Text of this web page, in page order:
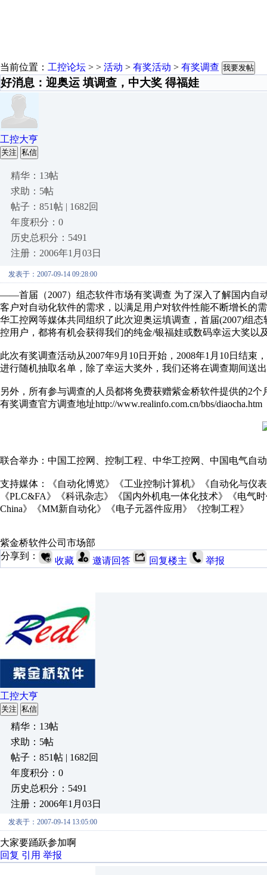
当前位置： 工控论坛 > > 活动 > 有奖活动 > 有奖调查 我要发帖
好消息：迎奥运 填调查，中大奖 得福娃
工控大亨
关注 私信
精华：13帖
求助：5帖
帖子：851帖 | 1682回
年度积分：0
历史总积分：5491
注册：2006年1月03日
发表于：2007-09-14 09:28:00
——首届（2007）组态软件市场有奖调查 为了深入了解国内自
客户对自动化软件的需求，以满足用户对软件性能不断增长的
华工控网等媒体共同组织了此次迎奥运填调查，首届(2007)组
控用户，都将有机会获得我们的纯金/银福娃或数码幸运大奖以
此次有奖调查活动从2007年9月10日开始，2008年1月10日结
进行随机抽取名单，除了幸运大奖外，我们还将在调查期间
另外，所有参与调查的人员都将免费获赠紫金桥软件提供的2个
有奖调查官方调查地址http://www.realinfo.com.cn/bbs/diaocha.htm
联合举办：中国工控网、控制工程、中华工控网、中国电气自
支持媒体：《自动化博览》《工业控制计算机》《自动化与仪
《PLC&FA》《科讯杂志》《国内外机电一体化技术》《电气
China》《MM新自动化》《电子元器件应用》《控制工程》
紫金桥软件公司市场部
分享到：
收藏 邀请回答 回复楼主 举报
工控大亨
关注 私信
精华：13帖
求助：5帖
帖子：851帖 | 1682回
年度积分：0
历史总积分：5491
注册：2006年1月03日
发表于：2007-09-14 13:05:00
大家要踊跃参加啊
回复 引用 举报